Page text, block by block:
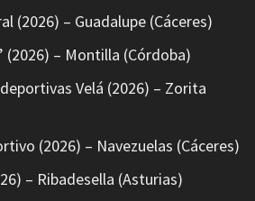
(2026) – Guadalupe (Cáceres)
(2026) – Montilla (Córdoba)
Velá (2026) – Zorita
(2026) – Navezuelas (Cáceres)
– Ribadesella (Asturias)